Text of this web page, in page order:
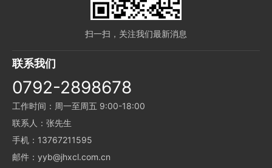
扫一扫，关注我们最新消息
联系我们
0792-2898678
工作时间：周一至周五 9:00-18:00
联系人：张先生
手机：13767211595
邮件：yyb@jhxcl.com.cn